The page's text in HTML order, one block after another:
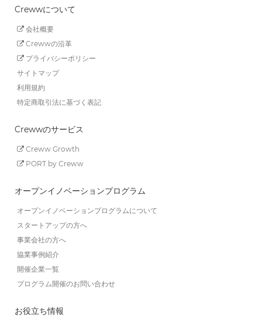
Crewwについて
会社概要
Crewwの沿革
プライバシーポリシー
サイトマップ
利用規約
特定商取引法に基づく表記
Crewwのサービス
Creww Growth
PORT by Creww
オープンイノベーションプログラム
オープンイノベーションプログラムについて
スタートアップの方へ
事業会社の方へ
協業事例紹介
開催企業一覧
プログラム開催のお問い合わせ
お役立ち情報